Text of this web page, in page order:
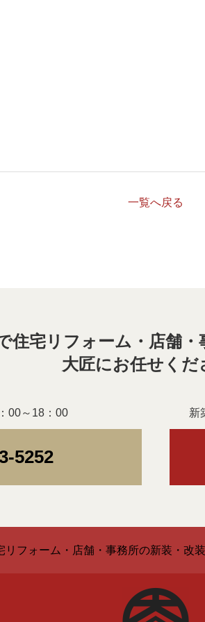
一覧へ戻る
住宅リフォーム・店舗・
大匠にお任せくだ
00～18：00
5252
新
リフォーム・店舗・事務所の新装・改